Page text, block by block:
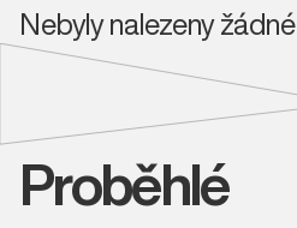
Nebyly nalezeny
Proběhlé